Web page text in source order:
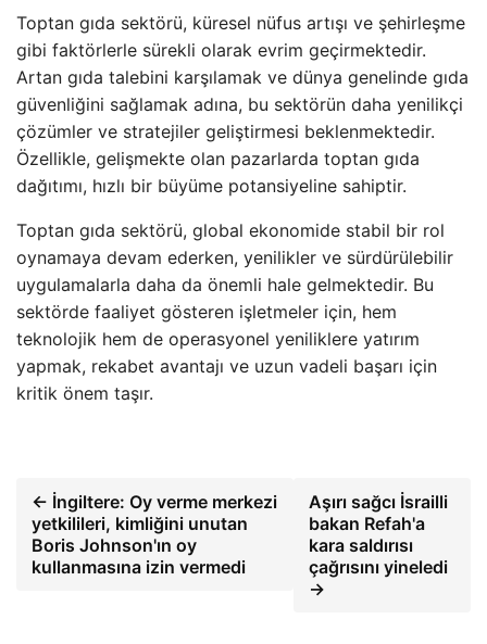
Toptan gıda sektörü, küresel nüfus artışı ve şehirleşme
gibi faktörlerle sürekli olarak evrim geçirmektedir.
Artan gıda talebini karşılamak ve dünya genelinde gıda
güvenliğini sağlamak adına, bu sektörün daha yenilikçi
çözümler ve stratejiler geliştirmesi beklenmektedir.
Özellikle, gelişmekte olan pazarlarda toptan gıda
dağıtımı, hızlı bir büyüme potansiyeline sahiptir.
Toptan gıda sektörü, global ekonomide stabil bir rol
oynamaya devam ederken, yenilikler ve sürdürülebilir
uygulamalarla daha da önemli hale gelmektedir. Bu
sektörde faaliyet gösteren işletmeler için, hem
teknolojik hem de operasyonel yeniliklere yatırım
yapmak, rekabet avantajı ve uzun vadeli başarı için
kritik önem taşır.
← İngiltere: Oy verme merkezi
yetkilileri, kimliğini unutan
Boris Johnson'ın oy
kullanmasına izin vermedi
Aşırı sağcı İsrailli
bakan Refah'a
kara saldırısı
çağrısını yineledi
→